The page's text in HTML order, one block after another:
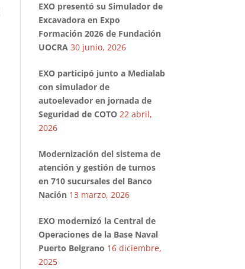
EXO presentó su Simulador de
Excavadora en Expo
Formación 2026 de Fundación
UOCRA 30 junio, 2026
EXO participó junto a Medialab
con simulador de
autoelevador en jornada de
Seguridad de COTO 22 abril,
2026
Modernización del sistema de
atención y gestión de turnos
en 710 sucursales del Banco
Nación 13 marzo, 2026
EXO modernizó la Central de
Operaciones de la Base Naval
Puerto Belgrano 16 diciembre,
2025